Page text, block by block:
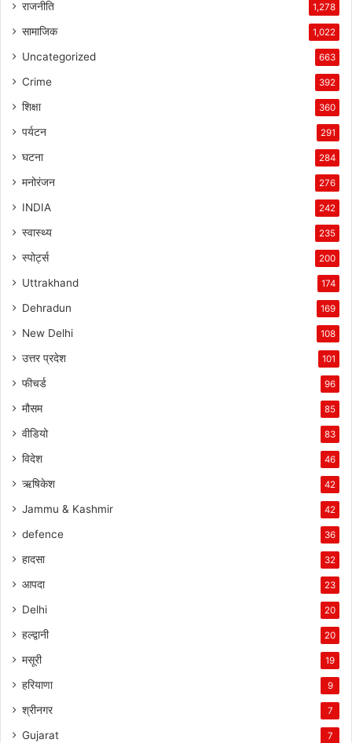
राजनीति 1,278
सामाजिक 1,022
Uncategorized 663
Crime 392
शिक्षा 360
पर्यटन 291
घटना 284
मनोरंजन 276
INDIA 242
स्वास्थ्य 235
स्पोर्ट्स 200
Uttrakhand 174
Dehradun 169
New Delhi 108
उत्तर प्रदेश 101
फीचर्ड 96
मौसम 85
वीडियो 83
विदेश 46
ऋषिकेश 42
Jammu & Kashmir 42
defence 36
हादसा 32
आपदा 23
Delhi 20
हल्द्वानी 20
मसूरी 19
हरियाणा 9
श्रीनगर 7
Gujarat 7